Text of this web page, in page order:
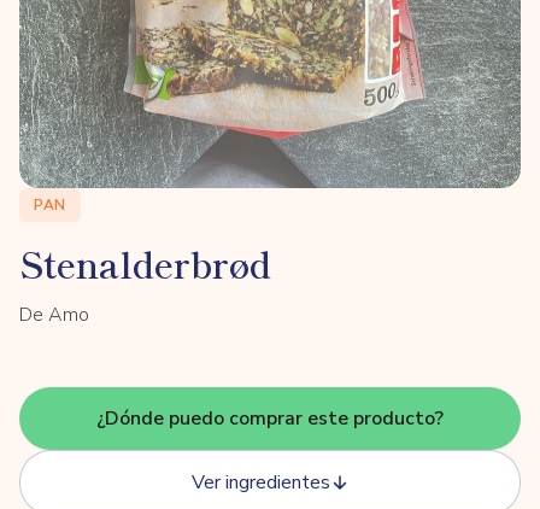
PAN
Stenalderbrød
De Amo
¿Dónde puedo comprar este producto?
Ver ingredientes